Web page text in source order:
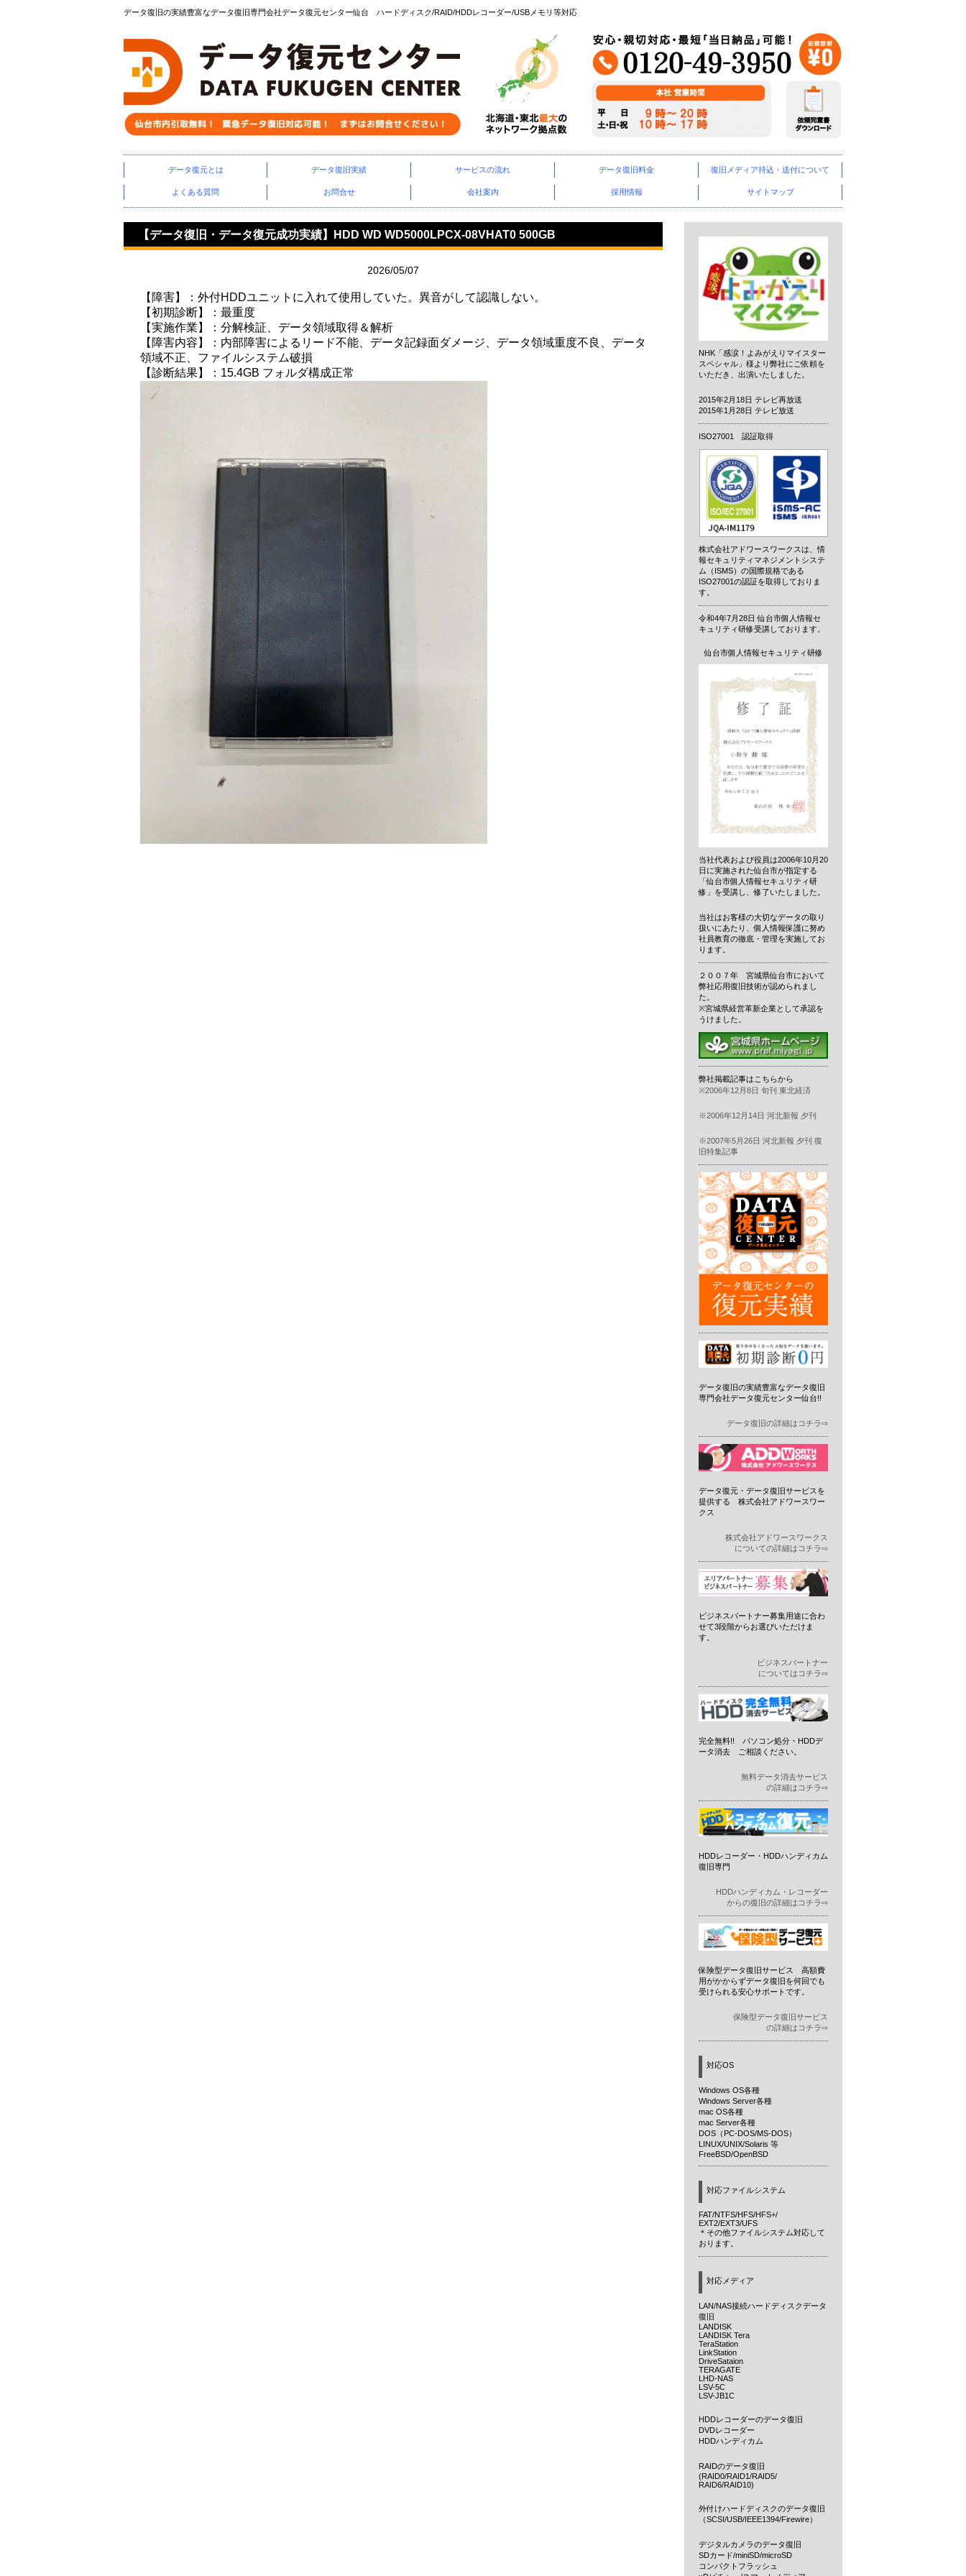
データ復旧の実績豊富なデータ復旧専門会社データ復元センター仙台 ハードディスク/RAID/HDDレコーダー/USBメモリ等対応
データ復元とは データ復旧実績 サービスの流れ データ復旧料金 復旧メディア持込・送付について
よくある質問 お問合せ 会社案内 採用情報 サイトマップ
【データ復旧・データ復元成功実績】HDD WD WD5000LPCX-08VHAT0 500GB
2026/05/07
【障害】：外付HDDユニットに入れて使用していた。異音がして認識しない。
【初期診断】：最重度
【実施作業】：分解検証、データ領域取得＆解析
【障害内容】：内部障害によるリード不能、データ記録面ダメージ、データ領域重度不良、データ
領域不正、ファイルシステム破損
【診断結果】：15.4GB フォルダ構成正常
NHK「感涙！よみがえりマイスター
スペシャル」様より弊社にご依頼を
いただき、出演いたしました。
2015年2月18日 テレビ再放送
2015年1月28日 テレビ放送
ISO27001 認証取得
株式会社アドワースワークスは、情
報セキュリティマネジメントシステ
ム（ISMS）の国際規格である
ISO27001の認証を取得しておりま
す。
令和4年7月28日 仙台市個人情報セ
キュリティ研修受講しております。
仙台市個人情報セキュリティ研修
当社代表および役員は2006年10月20
日に実施された仙台市が指定する
「仙台市個人情報セキュリティ研
修」を受講し、修了いたしました。
当社はお客様の大切なデータの取り
扱いにあたり、個人情報保護に努め
社員教育の徹底・管理を実施してお
ります。
２００７年 宮城県仙台市において
弊社応用復旧技術が認められまし
た。
※宮城県経営革新企業として承認を
うけました。
弊社掲載記事はこちらから
※2006年12月8日 旬刊 東北経済
※2006年12月14日 河北新報 夕刊
※2007年5月26日 河北新報 夕刊 復
旧特集記事
データ復旧の実績豊富なデータ復旧
専門会社データ復元センター仙台!!
データ復旧の詳細はコチラ⇨
データ復元・データ復旧サービスを
提供する 株式会社アドワースワー
クス
株式会社アドワースワークス
についての詳細はコチラ⇨
ビジネスパートナー募集用途に合わ
せて3段階からお選びいただけま
す。
ビジネスパートナー
についてはコチラ⇨
完全無料!! パソコン処分・HDDデ
ータ消去 ご相談ください。
無料データ消去サービス
の詳細はコチラ⇨
HDDレコーダー・HDDハンディカム
復旧専門
HDDハンディカム・レコーダー
からの復旧の詳細はコチラ⇨
保険型データ復旧サービス 高額費
用がかからずデータ復旧を何回でも
受けられる安心サポートです。
保険型データ復旧サービス
の詳細はコチラ⇨
対応OS
Windows OS各種
Windows Server各種
mac OS各種
mac Server各種
DOS（PC-DOS/MS-DOS）
LINUX/UNIX/Solaris 等
FreeBSD/OpenBSD
対応ファイルシステム
FAT/NTFS/HFS/HFS+/
EXT2/EXT3/UFS
＊その他ファイルシステム対応して
おります。
対応メディア
LAN/NAS接続ハードディスクデータ
復旧
LANDISK
LANDISK Tera
TeraStation
LinkStation
DriveSataion
TERAGATE
LHD-NAS
LSV-5C
LSV-JB1C
HDDレコーダーのデータ復旧
DVDレコーダー
HDDハンディカム
RAIDのデータ復旧
(RAID0/RAID1/RAID5/
RAID6/RAID10)
外付けハードディスクのデータ復旧
（SCSI/USB/IEEE1394/Firewire）
デジタルカメラのデータ復旧
SDカード/miniSD/microSD
コンパクトフラッシュ